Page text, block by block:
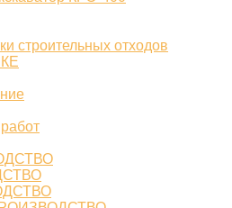
строительных отходов